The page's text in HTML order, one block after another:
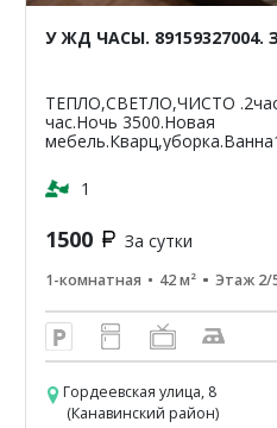
У ЖД ЧАСЫ.
ТЕПЛО,СВЕТЛО,ЧИСТО
час.Ночь 3500.Новая
кв-
ВТБ,Пятерочка.Чи...
1
1500 За сутки
1-комнатная 42 м² Этаж 2/
Гордеевская улица, 8
(Канавинский район)